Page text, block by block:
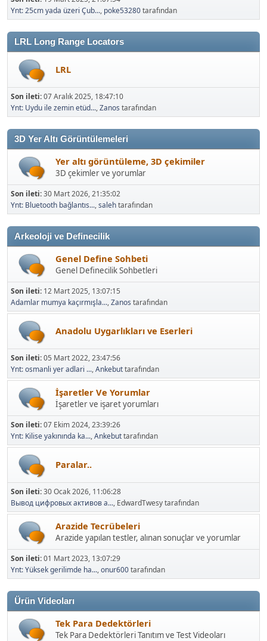
Ynt: 25cm yada üzeri Çub..., poke53280tarafından
LRL Long Range Locators
LRL
Son ileti:07 Aralık 2025, 18:47:10
Ynt: Uydu ile zemin etüd...,Zanos tarafından
3D Yer Altı Görüntülemeleri
Yer altı görüntüleme, 3D çekimiler
3D çekimler ve yorumlar
Son ileti:30 Mart 2026, 21:35:02
Ynt: Bluetooth bağlantıs...,salehtarafından
Arkeoloji ve Definecilik
Genel Define Sohbeti
Genel Definecilik Sohbetleri
Son ileti: 12 Mart 2025, 13:07:15
Adamlar mumya kaçırmışla...,Zanos tarafından
Anadolu Uygarlıkları ve Eserleri
Son ileti:05 Mart 2022, 23:47:56
Ynt: osmanli yer adlari ...,Ankebuttarafından
İşaretler Ve Yorumlar
İşaretler ve işaret yorumları
Son ileti:07 Ekim 2024, 23:39:26
Ynt: Kilise yakınında ka...,Ankebuttarafından
Paralar..
Son ileti:30 Ocak 2026, 11:06:28
Вывод цифровых активов а..., EdwardTwesy tarafından
Arazide Tecrübeleri
Arazide yapılan testler, alınan sonuçlar ve yorumlar
Son ileti:01 Mart 2023, 13:07:29
Ynt: Yüksek gerilimde ha...,onur600tarafından
Ürün Videoları
Tek Para Dedektörleri
Tek Para Dedektörleri Tanıtım ve Test Videoları